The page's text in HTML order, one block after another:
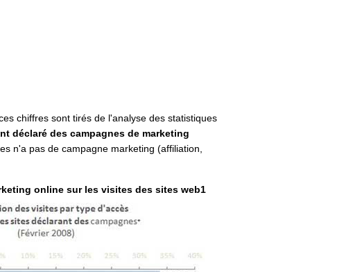
chiffres sont tirés de l'analyse des statistiques
déclaré des campagnes de marketing
n'a pas de campagne marketing (affiliation,
online sur les visites des sites web1